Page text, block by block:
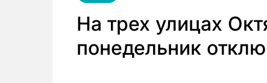
На трех улицах
понедельник